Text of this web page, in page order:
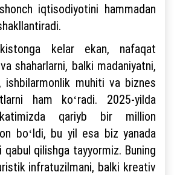
iqtisodiyotini hammadan
kelar ekan, nafaqat
shaharlarni, balki madaniyatni,
ishbilarmonlik muhiti va biznes
ham koʻradi. 2025-yilda
qariyb bir million
boʻldi, bu yil esa biz yanada
qabul qilishga tayyormiz. Buning
infratuzilmani, balki kreativ